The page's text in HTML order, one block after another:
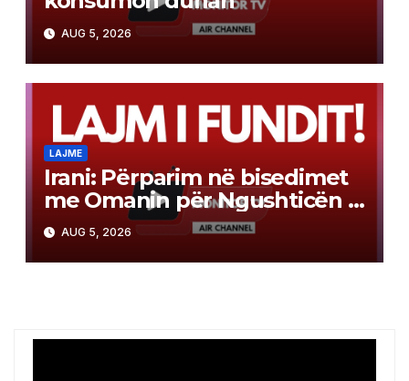
AUG 5, 2026
LAJME
Irani: Përparim në bisedimet
me Omanin për Ngushticën e
Hormuzit
AUG 5, 2026